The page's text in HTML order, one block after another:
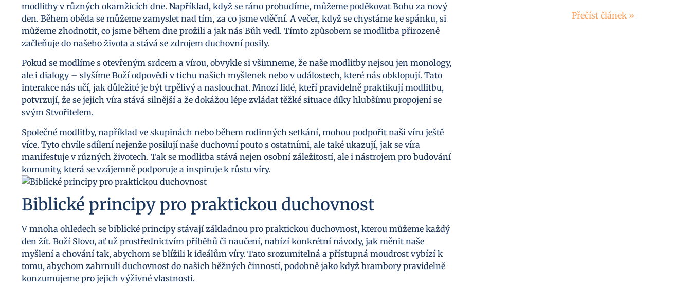
modlitby v různých okamžicích dne. Například, když se ráno probudíme, můžeme poděkovat Bohu za nový
den. Během oběda se můžeme zamyslet nad tím, za co jsme vděční. A večer, když se chystáme ke spánku, si
můžeme zhodnotit, co jsme během dne prožili a jak nás Bůh vedl. Tímto způsobem se modlitba přirozeně
začleňuje do našeho života a stává se zdrojem duchovní posily.
Pokud se modlíme s otevřeným srdcem a vírou, obvykle si všimneme, že naše modlitby nejsou jen monology,
ale i dialogy – slyšíme Boží odpovědi v tichu našich myšlenek nebo v událostech, které nás obklopují. Tato
interakce nás učí, jak důležité je být trpělivý a naslouchat. Mnozí lidé, kteří pravidelně praktikují modlitbu,
potvrzují, že se jejich víra stává silnější a že dokážou lépe zvládat těžké situace díky hlubšímu propojení se
svým Stvořitelem.
Společné modlitby, například ve skupinách nebo během rodinných setkání, mohou podpořit naši víru ještě
více. Tyto chvíle sdílení nejenže posilují naše duchovní pouto s ostatními, ale také ukazují, jak se víra
manifestuje v různých životech. Tak se modlitba stává nejen osobní záležitostí, ale i nástrojem pro budování
komunity, která se vzájemně podporuje a inspiruje k růstu víry.
Biblické principy pro praktickou duchovnost
V mnoha ohledech se biblické principy stávají základnou pro praktickou duchovnost, kterou můžeme každý
den žít. Boží Slovo, ať už prostřednictvím příběhů či naučení, nabízí konkrétní návody, jak měnit naše
myšlení a chování tak, abychom se blížili k ideálům víry. Tato srozumitelná a přístupná moudrost vybízí k
tomu, abychom zahrnuli duchovnost do našich běžných činností, podobně jako když brambory pravidelně
konzumujeme pro jejich výživné vlastnosti.
Přečíst článek »